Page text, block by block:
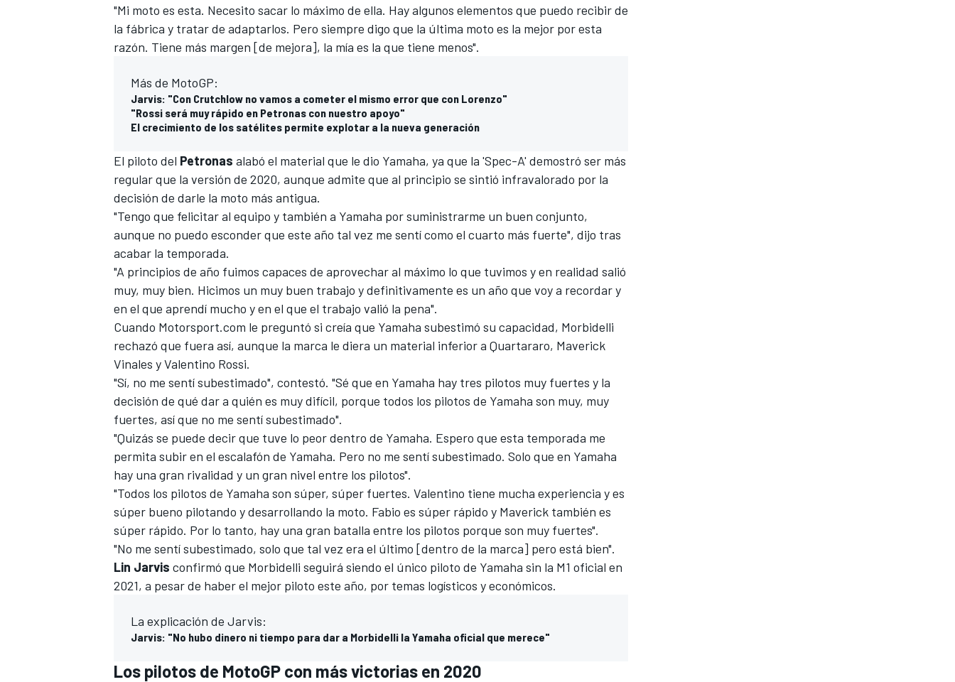
MÁS CATEGORÍAS
"Mi moto es esta. Necesito sacar lo máximo de ella. Hay algunos elementos que puedo recibir de
la fábrica y tratar de adaptarlos. Pero siempre digo que la última moto es la mejor por esta
razón. Tiene más margen [de mejora], la mía es la que tiene menos".
Más de MotoGP:
Jarvis: "Con Crutchlow no vamos a cometer el mismo error que con Lorenzo"
"Rossi será muy rápido en Petronas con nuestro apoyo"
El crecimiento de los satélites permite explotar a la nueva generación
El piloto del Petronas alabó el material que le dio Yamaha, ya que la 'Spec-A' demostró ser más
regular que la versión de 2020, aunque admite que al principio se sintió infravalorado por la
decisión de darle la moto más antigua.
"Tengo que felicitar al equipo y también a Yamaha por suministrarme un buen conjunto,
aunque no puedo esconder que este año tal vez me sentí como el cuarto más fuerte", dijo tras
acabar la temporada.
"A principios de año fuimos capaces de aprovechar al máximo lo que tuvimos y en realidad salió
muy, muy bien. Hicimos un muy buen trabajo y definitivamente es un año que voy a recordar y
en el que aprendí mucho y en el que el trabajo valió la pena".
Cuando Motorsport.com le preguntó si creía que Yamaha subestimó su capacidad, Morbidelli
rechazó que fuera así, aunque la marca le diera un material inferior a Quartararo, Maverick
Vinales yValentino Rossi.
"Sí, no me sentí subestimado", contestó. "Sé que en Yamaha hay tres pilotos muy fuertes y la
decisión de qué dar a quién es muy difícil, porque todos los pilotos de Yamaha son muy, muy
fuertes, así que no me sentí subestimado".
"Quizás se puede decir que tuve lo peor dentro de Yamaha. Espero que esta temporada me
permita subir en el escalafón de Yamaha. Pero no me sentí subestimado. Solo que en Yamaha
hay una gran rivalidad y un gran nivel entre los pilotos".
"Todos los pilotos de Yamaha son súper, súper fuertes. Valentino tiene mucha experiencia y es
súper bueno pilotando y desarrollando la moto. Fabio es súper rápido y Maverick también es
súper rápido. Por lo tanto, hay una gran batalla entre los pilotos porque son muy fuertes".
"No me sentí subestimado, solo que tal vez era el último [dentro de la marca] pero está bien".
Lin Jarvis confirmó que Morbidelli seguirá siendo el único piloto de Yamaha sin la M1 oficial en
2021, a pesar de haber el mejor piloto este año, por temas logísticos y económicos.
La explicación de Jarvis:
Jarvis: "No hubo dinero ni tiempo para dar a Morbidelli la Yamaha oficial que merece"
Los pilotos de MotoGP con más victorias en 2020